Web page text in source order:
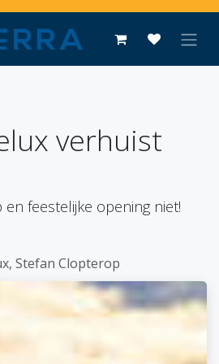
verhuist
feestelijke opening niet!
Stefan Clopterop